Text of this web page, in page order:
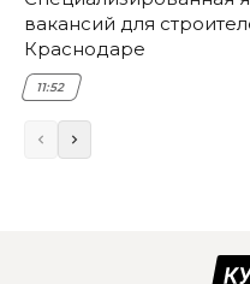
вакансий для
Краснодаре
11:52